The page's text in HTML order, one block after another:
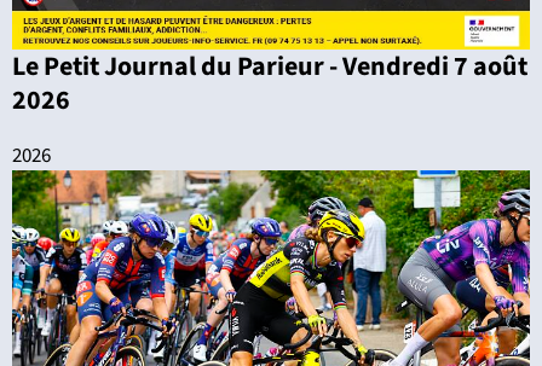
Le Petit Journal du Parieur - Vendredi 7 août
2026
2026